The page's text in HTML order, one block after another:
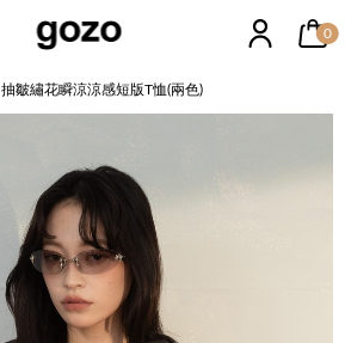
0
抽皺繡花瞬涼涼感短版T恤(兩色)